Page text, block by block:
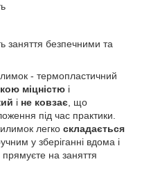
заняття безпечними та
- термопластичний
міцністю і
і не ковзає, що
під час практики.
легко складається
у зберіганні вдома і
на заняття